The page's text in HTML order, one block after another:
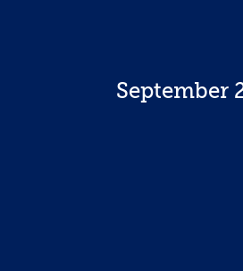
September